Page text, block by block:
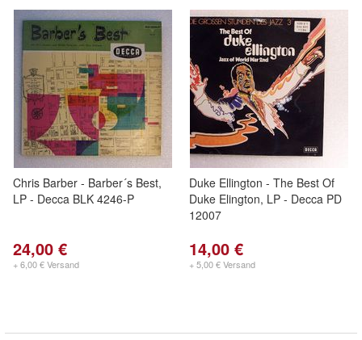
Chris Barber - Barber´s Best,
LP - Decca BLK 4246-P
24,00 €
+ 6,00 € Versand
Duke Ellington - The Best Of
Duke Elington, LP - Decca PD
12007
14,00 €
+ 5,00 € Versand